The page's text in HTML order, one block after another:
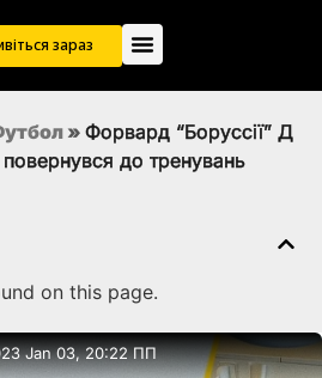
зараз
» Форвард “Боруссії” Д
до тренувань
on this page.
Jan 03, 20:22 ПП